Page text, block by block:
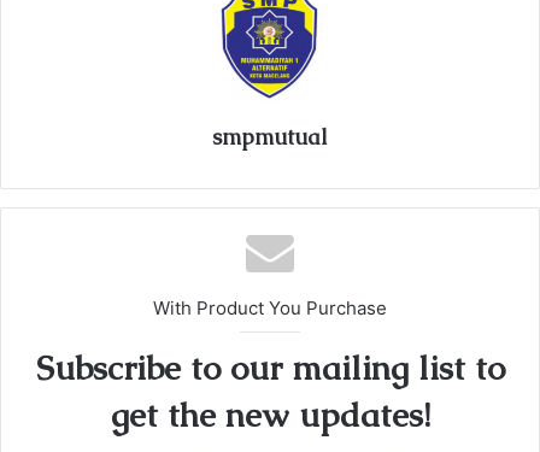
smpmutual
With Product You Purchase
Subscribe to our mailing list to
get the new updates!